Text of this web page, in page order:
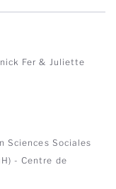
Fer & Juliette
Sciences Sociales
- Centre de